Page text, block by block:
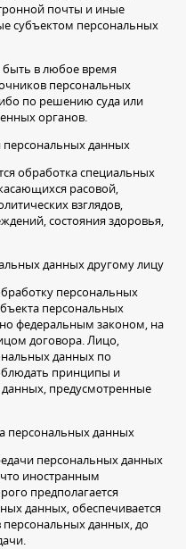
почты и иные
субъектом персональных
в любое время
персональных
по решению суда или
органов.
персональных данных
обработка специальных
расовой,
взглядов,
состояния здоровья,
данных другому лицу
персональных
персональных
федеральным законом, на
договора. Лицо,
данных по
принципы и
предусмотренные
персональных данных
персональных данных
иностранным
предполагается
данных, обеспечивается
персональных данных, до